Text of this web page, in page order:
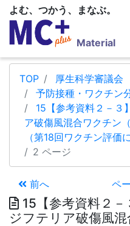
よむ、つかう、まなぶ。
Material
TOP
厚生科学審議会
予防接種・ワクチン
15【参考資料２－３
ア破傷風混合ワクチン
（第18回ワクチン評価
2 ページ
前へ ペ
15【参考資料２
ジフテリア破傷風